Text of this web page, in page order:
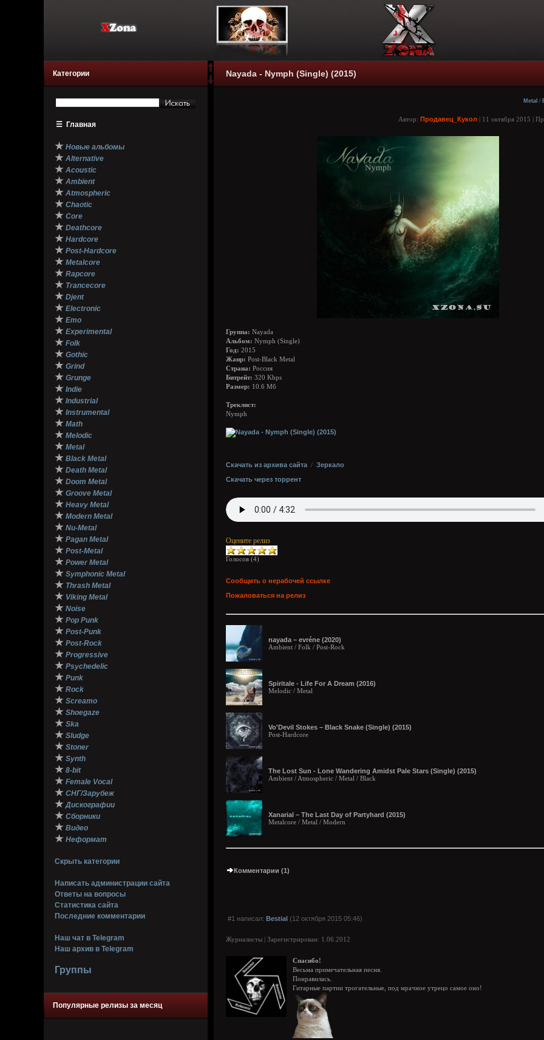
Категории
☰ Главная
★ Новые альбомы
★ Alternative
★ Acoustic
★ Ambient
★ Atmospheric
★ Chaotic
★ Core
★ Deathcore
★ Hardcore
★ Post-Hardcore
★ Metalcore
★ Rapcore
★ Trancecore
★ Djent
★ Electronic
★ Emo
★ Experimental
★ Folk
★ Gothic
★ Grind
★ Grunge
★ Indie
★ Industrial
★ Instrumental
★ Math
★ Melodic
★ Metal
★ Black Metal
★ Death Metal
★ Doom Metal
★ Groove Metal
★ Heavy Metal
★ Modern Metal
★ Nu-Metal
★ Pagan Metal
★ Post-Metal
★ Power Metal
★ Symphonic Metal
★ Thrash Metal
★ Viking Metal
★ Noise
★ Pop Punk
★ Post-Punk
★ Post-Rock
★ Progressive
★ Psychedelic
★ Punk
★ Rock
★ Screamo
★ Shoegaze
★ Ska
★ Sludge
★ Stoner
★ Synth
★ 8-bit
★ Female Vocal
★ СНГ/Зарубеж
★ Дискографии
★ Сборники
★ Видео
★ Неформат
Скрыть категории
Написать администрации сайта
Ответы на вопросы
Статистика сайта
Последние комментарии
Наш чат в Telegram
Наш архив в Telegram
Группы
Популярные релизы за месяц
Nayada - Nymph (Single) (2015)
Metal /
Автор: Продавец_Кукол | 11 октября 2015 |
Группа: Nayada
Альбом: Nymph (Single)
Год: 2015
Жанр: Post-Black Metal
Страна: Россия
Битрейт: 320 Kbps
Размер: 10.6 Мб
Треклист:
Nymph
Скачать из архива сайта / Зеркало
Скачать через торрент
Оцените релиз
Голосов (4)
Сообщить о нерабочей ссылке
Пожаловаться на релиз
nayada – evréne (2020)
Ambient / Folk / Post-Rock
Spiritale - Life For A Dream (2016)
Melodic / Metal
Vo'Devil Stokes – Black Snake (Single) (2015)
Post-Hardcore
The Lost Sun - Lone Wandering Amidst Pale Stars (Single) (2015)
Ambient / Atmospheric / Metal / Black
Xanarial – The Last Day of Partyhard (2015)
Metalcore / Metal / Modern
Комментарии (1)
#1 написал: Bestial (12 октября 2015 05:46)
Журналисты | Зарегистрирован: 1.06.2012
Спасибо!
Весьма примечательная песня.
Понравилась.
Гитарные партии трогательные, под мрачное утрецо самое оно!